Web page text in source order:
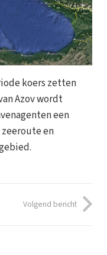
koers zetten
Azov wordt
een
en
Volgend bericht